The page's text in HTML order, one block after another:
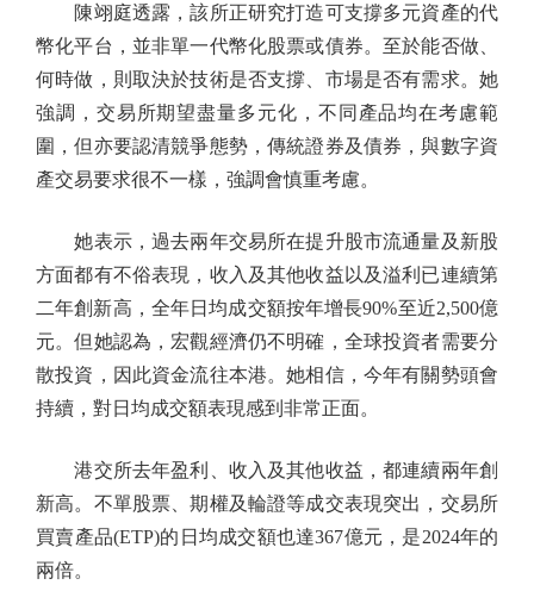
陳翊庭透露，該所正研究打造可支撐多元資產的代
幣化平台，並非單一代幣化股票或債券。至於能否做、
何時做，則取決於技術是否支撐、市場是否有需求。她
強調，交易所期望盡量多元化，不同產品均在考慮範
圍，但亦要認清競爭態勢，傳統證券及債券，與數字資
產交易要求很不一樣，強調會慎重考慮。
她表示，過去兩年交易所在提升股市流通量及新股
方面都有不俗表現，收入及其他收益以及溢利已連續第
二年創新高，全年日均成交額按年增長90%至近2,500億
元。但她認為，宏觀經濟仍不明確，全球投資者需要分
散投資，因此資金流往本港。她相信，今年有關勢頭會
持續，對日均成交額表現感到非常正面。
港交所去年盈利、收入及其他收益，都連續兩年創
新高。不單股票、期權及輪證等成交表現突出，交易所
買賣產品(ETP)的日均成交額也達367億元，是2024年的
兩倍。